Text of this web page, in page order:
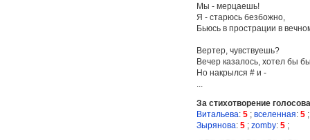
Мы - мерцаешь!
Я - старюсь безбожно,
Бьюсь в прострации в
Вертер, чувствуешь?
Вечер казалось, хотел бы
Но накрылся # и -
За стихотворение
Витальева: 5 ; вселенная: 5
Зырянова: 5 ; zomby: 5 ;